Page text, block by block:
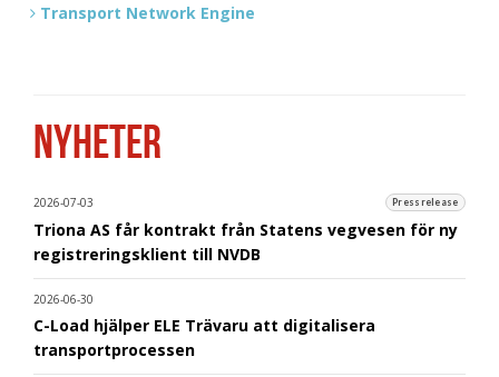
Transport Network Engine
NYHETER
2026-07-03 Pressrelease
Triona AS får kontrakt från Statens vegvesen för ny
registreringsklient till NVDB
2026-06-30
C-Load hjälper ELE Trävaru att digitalisera
transportprocessen